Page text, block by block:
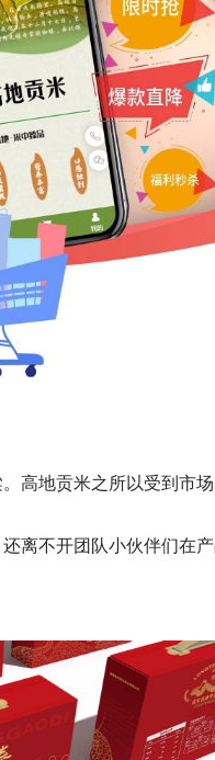
高地贡米之所以受到市
离不开团队小伙伴们在